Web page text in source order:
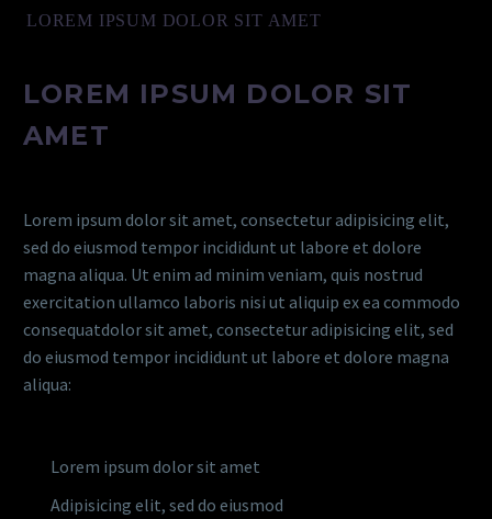
LOREM IPSUM DOLOR SIT AMET
LOREM IPSUM DOLOR SIT
AMET
Lorem ipsum dolor sit amet, consectetur adipisicing elit,
sed do eiusmod tempor incididunt ut labore et dolore
magna aliqua. Ut enim ad minim veniam, quis nostrud
exercitation ullamco laboris nisi ut aliquip ex ea commodo
consequatdolor sit amet, consectetur adipisicing elit, sed
do eiusmod tempor incididunt ut labore et dolore magna
aliqua:
Lorem ipsum dolor sit amet
Adipisicing elit, sed do eiusmod